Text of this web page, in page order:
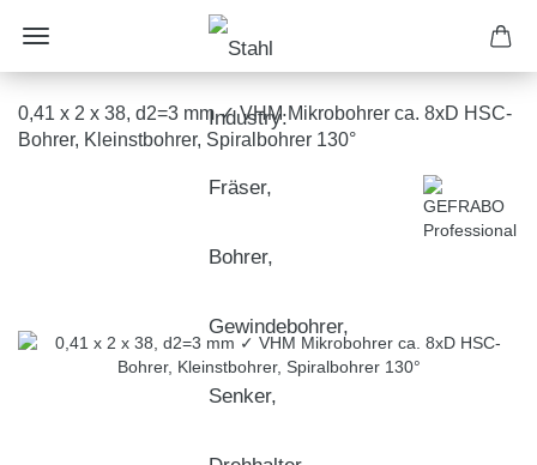
0,41 x 2 x 38, d2=3 mm ✓ VHM Mikrobohrer ca. 8xD HSC-
Bohrer, Kleinstbohrer, Spiralbohrer 130°